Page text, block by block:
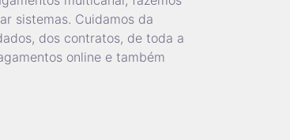
sistemas. Cuidamos da
dos contratos, de toda a
online e também